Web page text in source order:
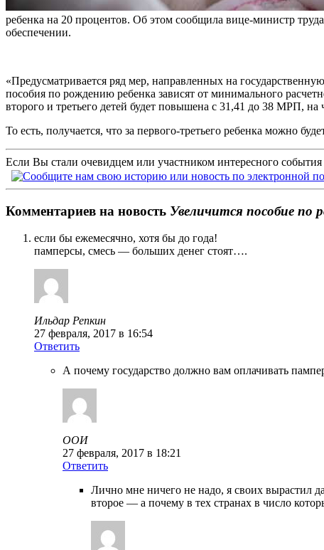
ребенка на 20 процентов. Об этом сообщила вице-министр
обеспечении.
«Предусматривается ряд мер, направленных на
пособия по рождению ребенка зависят от минимального
второго и третьего детей будет повышена с 31,41 до 38 МРП,
То есть, получается, что за первого-третьего ребенка можно
Если Вы стали очевидцем или участником интересного
Комментариев на новость Увеличится пособие по
если бы ежемесячно, хотя бы до года!
памперсы, смесь — больших денег стоят….
Ильдар Репкин
27 февраля, 2017 в 16:54
Ответить
А почему государство должно вам оплачивать
ООИ
27 февраля, 2017 в 18:21
Ответить
Лично мне ничего не надо, я своих вырастил
второе — а почему в тех странах в число